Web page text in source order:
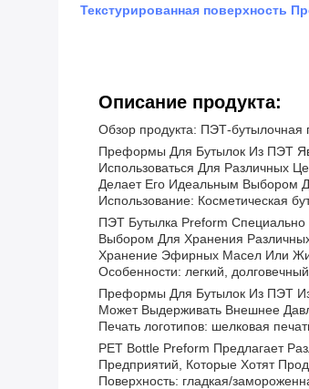
Текстурированная поверхность
Описание продукта:
Обзор продукта: ПЭТ-
Преформы Для Бутылок Из ПЭТ
Использоваться Для Различных
Делает Его Идеальным Выбором
Использование: Косметическая
ПЭТ Бутылка Preform
Выбором Для Хранения
Хранение Эфирных Масел Или
Особенности: легкий,
Преформы Для Бутылок Из ПЭТ
Может Выдерживать Внешнее
Печать логотипов: шелковая
PET Bottle Preform Предлагает
Предприятий, Которые Хотят
Поверхность: гладкая/